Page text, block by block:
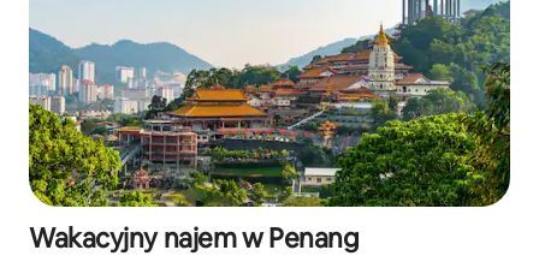
Wakacyjny najem w Penang